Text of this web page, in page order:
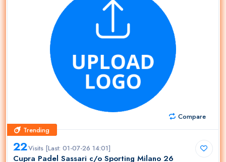
Compare
Trending
Trending
22Visits [Last: 01-07-26 14:01]
Cupra Padel Sassari c/o Sporting Milano 26